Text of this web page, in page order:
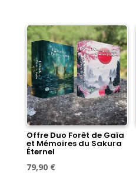
était :
89,60 €.
est :
79,90 €.
Offre Duo Forêt de Gaïa
et Mémoires du Sakura
Éternel
Le
79,90 €Le